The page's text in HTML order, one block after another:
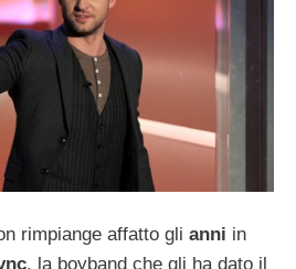
rimpiange affatto gli anni in
, la boyband che gli ha dato il